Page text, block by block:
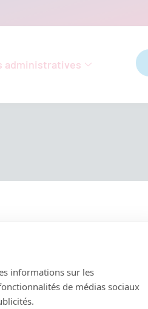
administratives
informations sur les
de médias sociaux